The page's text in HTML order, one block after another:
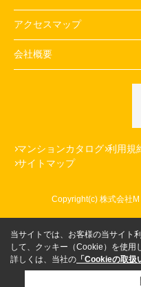
アクセスマップ
会社概要
マンションカタログ 利用規
サイトマップ
Copyright(c) 株式会社
当サイトでは、お客様の当サイト
して、クッキー（Cookie）を使用
詳しくは、当社の 「Cookieの取扱